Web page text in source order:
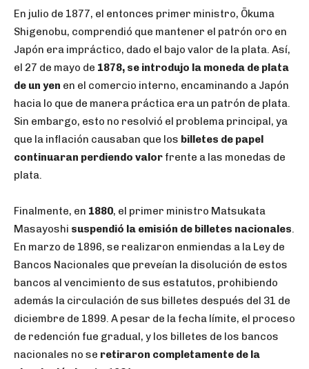
En julio de 1877, el entonces primer ministro, Ōkuma
Shigenobu, comprendió que mantener el patrón oro en
Japón era impráctico, dado el bajo valor de la plata. Así,
el 27 de mayo de 1878, se introdujo la moneda de plata
de un yen en el comercio interno, encaminando a Japón
hacia lo que de manera práctica era un patrón de plata.
Sin embargo, esto no resolvió el problema principal, ya
que la inflación causaban que los billetes de papel
continuaran perdiendo valor frente a las monedas de
plata.
Finalmente, en 1880, el primer ministro Matsukata
Masayoshi suspendió la emisión de billetes nacionales.
En marzo de 1896, se realizaron enmiendas a la Ley de
Bancos Nacionales que preveían la disolución de estos
bancos al vencimiento de sus estatutos, prohibiendo
además la circulación de sus billetes después del 31 de
diciembre de 1899. A pesar de la fecha límite, el proceso
de redención fue gradual, y los billetes de los bancos
nacionales no se retiraron completamente de la